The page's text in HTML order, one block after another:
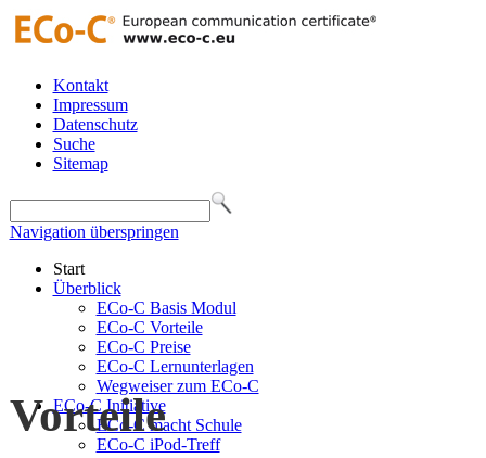
Kontakt
Impressum
Datenschutz
Suche
Sitemap
Navigation überspringen
Start
Überblick
ECo-C Basis Modul
ECo-C Vorteile
ECo-C Preise
ECo-C Lernunterlagen
Wegweiser zum ECo-C
ECo-C Initiative
ECo-C macht Schule
ECo-C iPod-Treff
Vorteile